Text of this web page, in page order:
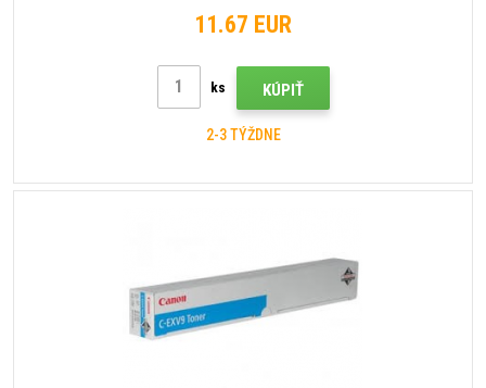
11.67 EUR
ks KÚPIŤ
2-3 TÝŽDNE